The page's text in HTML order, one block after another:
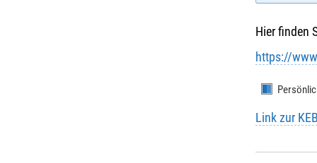
Vorname
Hier finden
https://
Link zur